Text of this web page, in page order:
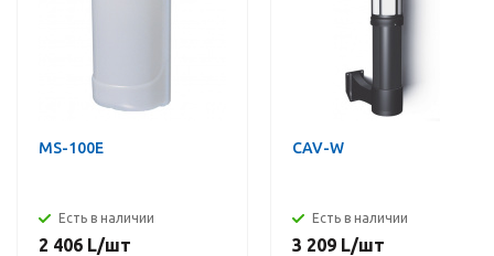
MS-100E
Есть в наличии
2 406 L/шт
CAV-W
Есть в наличии
3 209 L/шт